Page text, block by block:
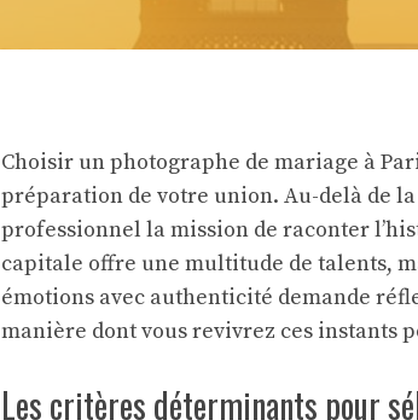
Choisir un photographe de mariage à
préparation de votre union. Au-delà de
professionnel la mission de raconter
capitale offre une multitude de talents,
émotions avec authenticité demande
manière dont vous revivrez ces instants
Les critères déterminants pour